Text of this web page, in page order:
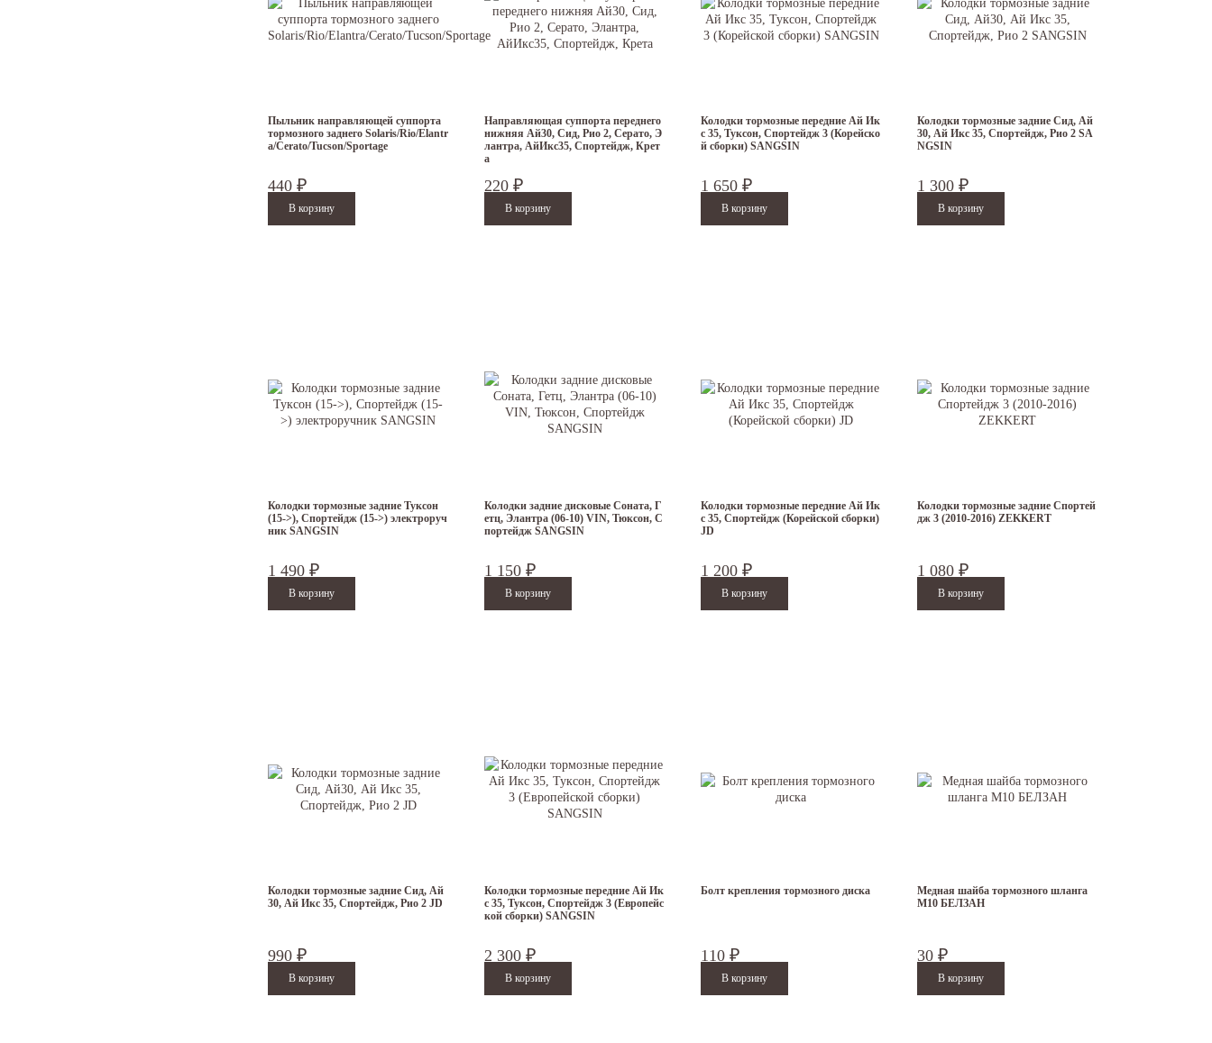
Пыльник направляющей суппорта
тормозного заднего Solaris/Rio/Elantr
a/Cerato/Tucson/Sportage
440 ₽
Направляющая суппорта переднего
нижняя Ай30, Сид, Рио 2, Серато, Э
лантра, АйИкс35, Спортейдж, Крет
а
220 ₽
Колодки тормозные передние Ай Ик
с 35, Туксон, Спортейдж 3 (Корейско
й сборки) SANGSIN
1 650 ₽
Колодки тормозные задние Сид, Ай
30, Ай Икс 35, Спортейдж, Рио 2 SA
NGSIN
1 300 ₽
Колодки тормозные задние Туксон
(15->), Спортейдж (15->) электроруч
ник SANGSIN
1 490 ₽
Колодки задние дисковые Соната, Г
етц, Элантра (06-10) VIN, Тюксон, С
портейдж SANGSIN
1 150 ₽
Колодки тормозные передние Ай Ик
с 35, Спортейдж (Корейской сборки)
JD
1 200 ₽
Колодки тормозные задние Спортей
дж 3 (2010-2016) ZEKKERT
1 080 ₽
Колодки тормозные задние Сид, Ай
30, Ай Икс 35, Спортейдж, Рио 2 JD
990 ₽
Колодки тормозные передние Ай Ик
с 35, Туксон, Спортейдж 3 (Европейс
кой сборки) SANGSIN
2 300 ₽
Болт крепления тормозного диска
110 ₽
Медная шайба тормозного шланга
М10 БЕЛЗАН
30 ₽